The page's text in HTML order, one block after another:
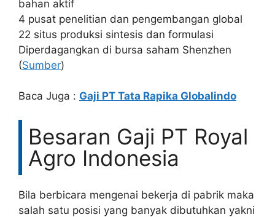
bahan aktif
4 pusat penelitian dan pengembangan global
22 situs produksi sintesis dan formulasi
Diperdagangkan di bursa saham Shenzhen
(Sumber)
Baca Juga : Gaji PT Tata Rapika Globalindo
Besaran Gaji PT Royal
Agro Indonesia
Bila berbicara mengenai bekerja di pabrik maka
salah satu posisi yang banyak dibutuhkan yakni